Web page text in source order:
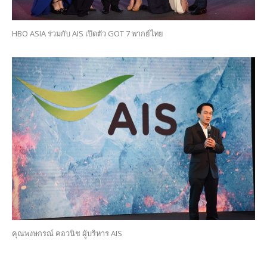
HBO ASIA ร่วมกับ AIS เปิดตัว GOT 7 พากย์ไทย
คุณพงษกรณ์ คอวนิช ผู้บริหาร AIS